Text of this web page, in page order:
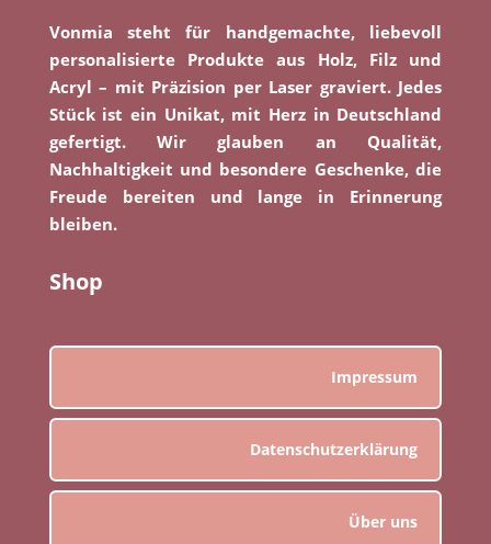
Vonmia steht für handgemachte, liebevoll
personalisierte Produkte aus Holz, Filz und
Acryl – mit Präzision per Laser graviert. Jedes
Stück ist ein Unikat, mit Herz in Deutschland
gefertigt. Wir glauben an Qualität,
Nachhaltigkeit und besondere Geschenke, die
Freude bereiten und lange in Erinnerung
bleiben.
Shop
Impressum
Datenschutzerklärung
Über uns